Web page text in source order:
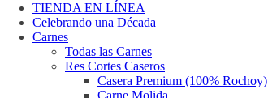
TIENDA EN LÍNEA
Celebrando una Década
Carnes
Todas las Carnes
Res Cortes Caseros
Casera Premium (100% Rochoy)
Carne Molida